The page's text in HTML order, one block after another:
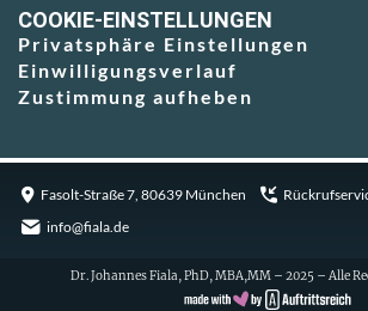
COOKIE-EINSTELLUNGEN
Privatsphäre Einstellungen
Einwilligungsverlauf
Zustimmung aufheben
Fasolt-Straße 7, 80639 München
info@fiala.de
Dr. Johannes Fiala, PhD, MBA,MM – 2025 – Alle